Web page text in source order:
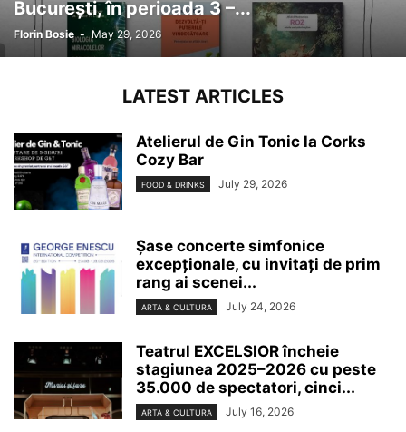
București, în perioada 3 –...
Florin Bosie - May 29, 2026
LATEST ARTICLES
Atelierul de Gin Tonic la Corks
Cozy Bar
FOOD & DRINKS July 29, 2026
Șase concerte simfonice
excepționale, cu invitați de prim
rang ai scenei...
ARTA & CULTURA July 24, 2026
Teatrul EXCELSIOR încheie
stagiunea 2025–2026 cu peste
35.000 de spectatori, cinci...
ARTA & CULTURA July 16, 2026